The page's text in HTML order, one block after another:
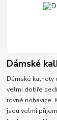
Dámské
Dámské kalhoty
velmi dobře
rovné nohavice.
jsou velmi